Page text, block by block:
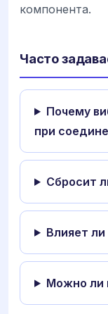
компонента.
Часто
Почему
при
Сбросит
Влияет
Можно ли